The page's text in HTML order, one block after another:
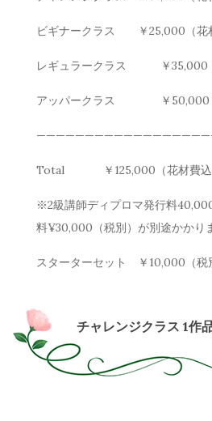
ビギナークラス ￥25,000 （
レギュラークラス ￥35,000
アッパークラス ￥ 50,000
Total ￥ 125,000 （花材費
※2級講師ディプロマ発行料
料¥30,000（税別）が別途かかり
スターターセット ￥ 10,000 （税
チャレンジクラス 1作